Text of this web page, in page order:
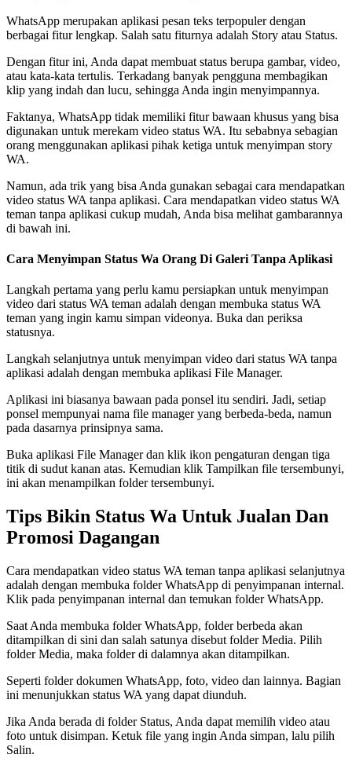
WhatsApp merupakan aplikasi pesan teks terpopuler dengan
berbagai fitur lengkap. Salah satu fiturnya adalah Story atau Status.
Dengan fitur ini, Anda dapat membuat status berupa gambar, video,
atau kata-kata tertulis. Terkadang banyak pengguna membagikan
klip yang indah dan lucu, sehingga Anda ingin menyimpannya.
Faktanya, WhatsApp tidak memiliki fitur bawaan khusus yang bisa
digunakan untuk merekam video status WA. Itu sebabnya sebagian
orang menggunakan aplikasi pihak ketiga untuk menyimpan story
WA.
Namun, ada trik yang bisa Anda gunakan sebagai cara mendapatkan
video status WA tanpa aplikasi. Cara mendapatkan video status WA
teman tanpa aplikasi cukup mudah, Anda bisa melihat gambarannya
di bawah ini.
Cara Menyimpan Status Wa Orang Di Galeri Tanpa Aplikasi
Langkah pertama yang perlu kamu persiapkan untuk menyimpan
video dari status WA teman adalah dengan membuka status WA
teman yang ingin kamu simpan videonya. Buka dan periksa
statusnya.
Langkah selanjutnya untuk menyimpan video dari status WA tanpa
aplikasi adalah dengan membuka aplikasi File Manager.
Aplikasi ini biasanya bawaan pada ponsel itu sendiri. Jadi, setiap
ponsel mempunyai nama file manager yang berbeda-beda, namun
pada dasarnya prinsipnya sama.
Buka aplikasi File Manager dan klik ikon pengaturan dengan tiga
titik di sudut kanan atas. Kemudian klik Tampilkan file tersembunyi,
ini akan menampilkan folder tersembunyi.
Tips Bikin Status Wa Untuk Jualan Dan
Promosi Dagangan
Cara mendapatkan video status WA teman tanpa aplikasi selanjutnya
adalah dengan membuka folder WhatsApp di penyimpanan internal.
Klik pada penyimpanan internal dan temukan folder WhatsApp.
Saat Anda membuka folder WhatsApp, folder berbeda akan
ditampilkan di sini dan salah satunya disebut folder Media. Pilih
folder Media, maka folder di dalamnya akan ditampilkan.
Seperti folder dokumen WhatsApp, foto, video dan lainnya. Bagian
ini menunjukkan status WA yang dapat diunduh.
Jika Anda berada di folder Status, Anda dapat memilih video atau
foto untuk disimpan. Ketuk file yang ingin Anda simpan, lalu pilih
Salin.